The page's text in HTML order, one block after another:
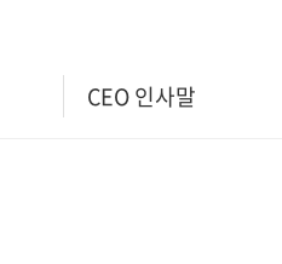
CEO 인사말